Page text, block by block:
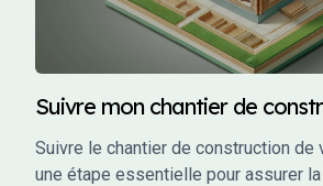
Suivre mon chantier de
Suivre le chantier de construction de
une étape essentielle pour assurer